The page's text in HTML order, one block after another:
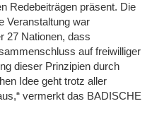
Redebeiträgen präsent. Die
Veranstaltung war
27 Nationen, dass
auf freiwilliger
dieser Prinzipien durch
Idee geht trotz aller
vermerkt das BADISCHE